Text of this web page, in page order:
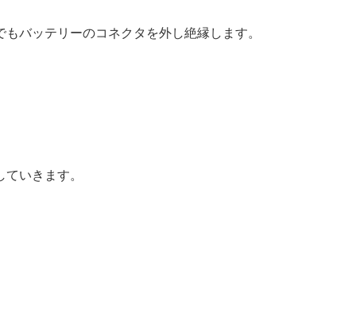
バッテリーのコネクタを外し絶縁します。
いきます。